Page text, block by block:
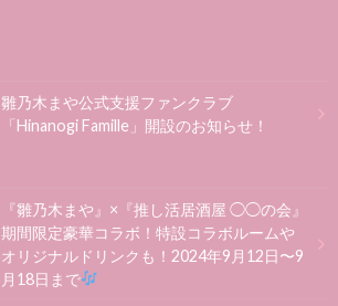
雛乃木まや公式支援ファンクラブ
「Hinanogi Famille」開設のお知らせ！
『雛乃木まや』×『推し活居酒屋 ◯◯の会』
期間限定豪華コラボ！特設コラボルームや
オリジナルドリンクも！2024年9月12日〜9
月18日まで